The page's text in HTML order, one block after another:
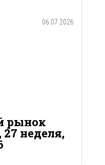
06.07.2026
рынок
неделя,